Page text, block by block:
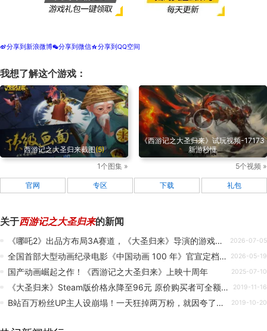
t分享到新浪微博w分享到微信z分享到QQ空间
我想了解这个游戏：
西游记之大圣归来截图(5)
1个图集 »
《西游记之大圣归来》试玩视频-17173
新游秒懂
5个视频 »
官网 专区 下载 礼包
关于西游记之大圣归来的新闻
《哪吒2》出品方布局3A赛道，《大圣归来》导演的游戏团队成型 2026-07-05
全国首部大型动画纪录电影《中国动画 100 年》官宣定档 6 月 1 日全国上映，回顾《大闹天宫》《宝莲灯》到《哪吒之魔童降世》的发展历程 2026-05-19
国产动画崛起之作！《西游记之大圣归来》上映十周年 2025-07-10
《大圣归来》Steam版价格永降至96元 原价购买者可全额退款 2019-11-16
B站百万粉丝UP主人设崩塌！一天狂掉两万粉，就因夸了这个游戏！ 2019-10-20